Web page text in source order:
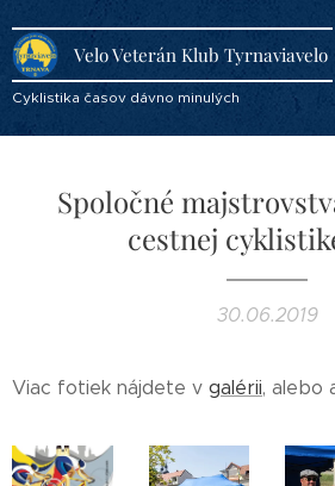
Velo Veterán Klub Tyrnaviavelo
Cyklistika časov dávno minulých
Spoločné
cestnej
30.06.2019
Viac fotiek nájdete v galérii, alebo